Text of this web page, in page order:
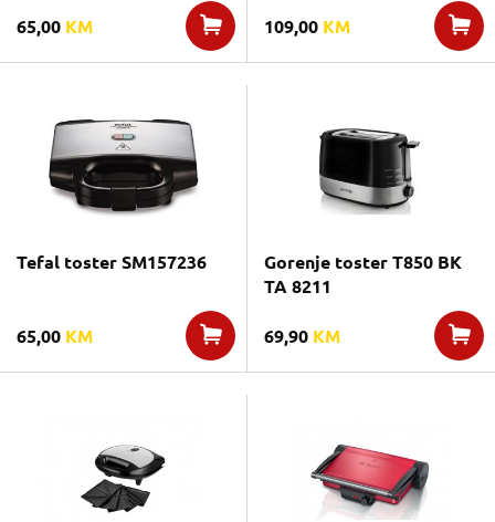
65,00 KM 109,00 KM
Tefal toster SM157236
65,00 KM
Gorenje toster T850 BK
TA 8211
69,90 KM